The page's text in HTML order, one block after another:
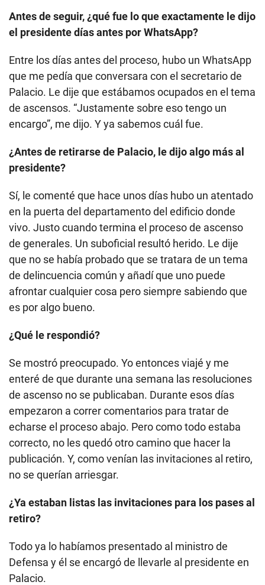
Antes de seguir, ¿qué fue lo que exactamente le dijo
el presidente días antes por WhatsApp?
Entre los días antes del proceso, hubo un WhatsApp
que me pedía que conversara con el secretario de
Palacio. Le dije que estábamos ocupados en el tema
de ascensos. “Justamente sobre eso tengo un
encargo”, me dijo. Y ya sabemos cuál fue.
¿Antes de retirarse de Palacio, le dijo algo más al
presidente?
Sí, le comenté que hace unos días hubo un atentado
en la puerta del departamento del edificio donde
vivo. Justo cuando termina el proceso de ascenso
de generales. Un suboficial resultó herido. Le dije
que no se había probado que se tratara de un tema
de delincuencia común y añadí que uno puede
afrontar cualquier cosa pero siempre sabiendo que
es por algo bueno.
¿Qué le respondió?
Se mostró preocupado. Yo entonces viajé y me
enteré de que durante una semana las resoluciones
de ascenso no se publicaban. Durante esos días
empezaron a correr comentarios para tratar de
echarse el proceso abajo. Pero como todo estaba
correcto, no les quedó otro camino que hacer la
publicación. Y, como venían las invitaciones al retiro,
no se querían arriesgar.
¿Ya estaban listas las invitaciones para los pases al
retiro?
Todo ya lo habíamos presentado al ministro de
Defensa y él se encargó de llevarle al presidente en
Palacio.